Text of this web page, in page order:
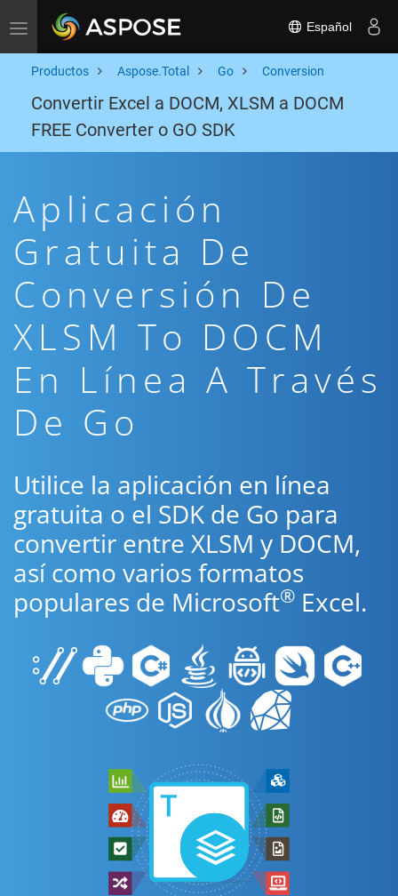
Toggle navigation Español
Productos Aspose.Total Go Conversion
Convertir Excel a DOCM, XLSM a DOCM
FREE Converter o GO SDK
Aplicación
Gratuita De
Conversión De
XLSM To DOCM
En Línea A Través
De Go
Utilice la aplicación en línea
gratuita o el SDK de Go para
convertir entre XLSM y DOCM,
así como varios formatos
populares de Microsoft® Excel.